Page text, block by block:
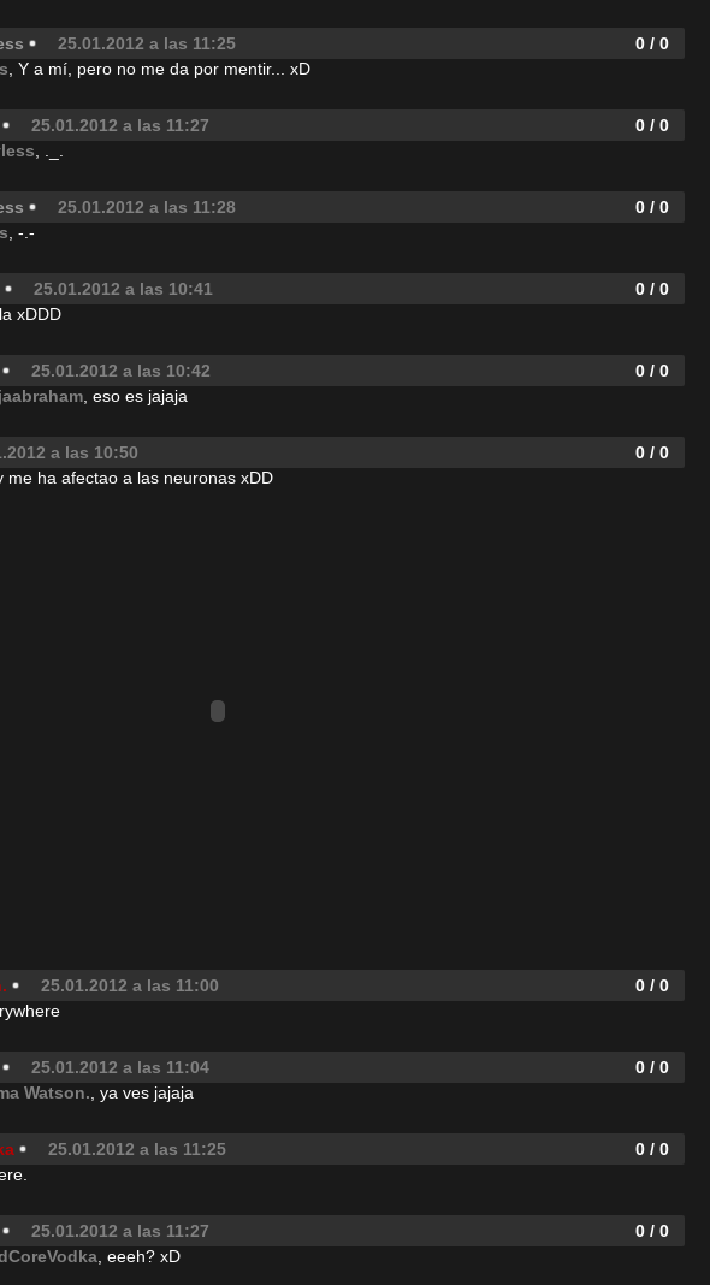
25.01.2012 a las 11:25
0 / 0
, Y a mí, pero no me da por mentir... xD
25.01.2012 a las 11:27
0 / 0
25.01.2012 a las 11:28
0 / 0
, -.-
25.01.2012 a las 10:41
0 / 0
xDDD
25.01.2012 a las 10:42
0 / 0
, eso es jajaja
a las 10:50
0 / 0
me ha afectao a las neuronas xDD
25.01.2012 a las 11:00
0 / 0
25.01.2012 a las 11:04
0 / 0
Watson. , ya ves jajaja
25.01.2012 a las 11:25
0 / 0
25.01.2012 a las 11:27
0 / 0
, eeeh? xD